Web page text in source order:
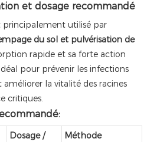
et dosage recommandé
principalement utilisé par
du sol et pulvérisation de
rapide et sa forte action
pour prévenir les infections
améliorer la vitalité des racines
critiques.
Dosage /
Méthode